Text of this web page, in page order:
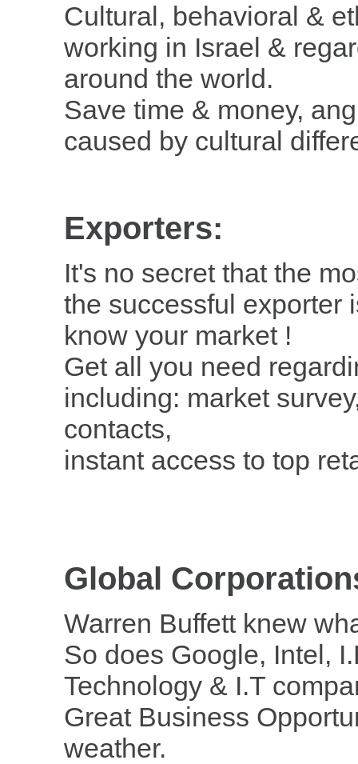
Cultural, behavioral &
working in Israel &
around the world.
Save time & money,
caused by cultural
Exporters:
It's no secret that the
the successful exporter
know your market !
Get all you need
including: market
contacts,
instant access to top
Global
Warren Buffett knew
So does Google, Intel,
Technology & I.T
Great Business
weather.